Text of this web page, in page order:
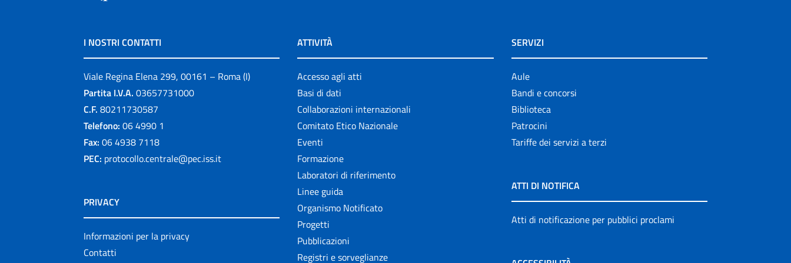
I NOSTRI CONTATTI
Viale Regina Elena 299, 00161 – Roma (I)
Partita I.V.A. 03657731000
C.F. 80211730587
Telefono: 06 4990 1
Fax: 06 4938 7118
PEC: protocollo.centrale@pec.iss.it
PRIVACY
Informazioni per la privacy
Contatti
ATTIVITÀ
Accesso agli atti
Basi di dati
Collaborazioni internazionali
Comitato Etico Nazionale
Eventi
Formazione
Laboratori di riferimento
Linee guida
Organismo Notificato
Progetti
Pubblicazioni
Registri e sorveglianze
SERVIZI
Aule
Bandi e concorsi
Biblioteca
Patrocini
Tariffe dei servizi a terzi
ATTI DI NOTIFICA
Atti di notificazione per pubblici proclami